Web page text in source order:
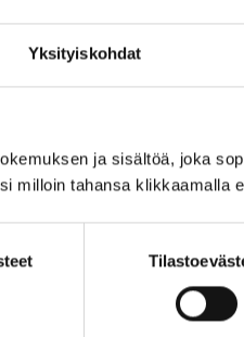
Yksityiskohdat
ja sisältöä, joka
milloin tahansa klikkaamalla